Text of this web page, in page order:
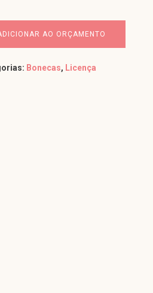
AO ORÇAMENTO
Bonecas, Licença